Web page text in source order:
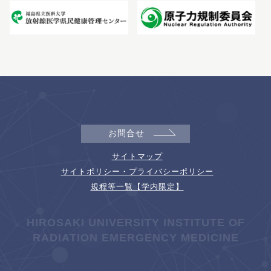
お問合せ
サイトマップ
サイトポリシー・プライバシーポリシー
規程等一覧【学内限定】
HIROSAKI UNIVERSITY INSTITUTE OF
RADIATION EMERGENCY MEDICINE